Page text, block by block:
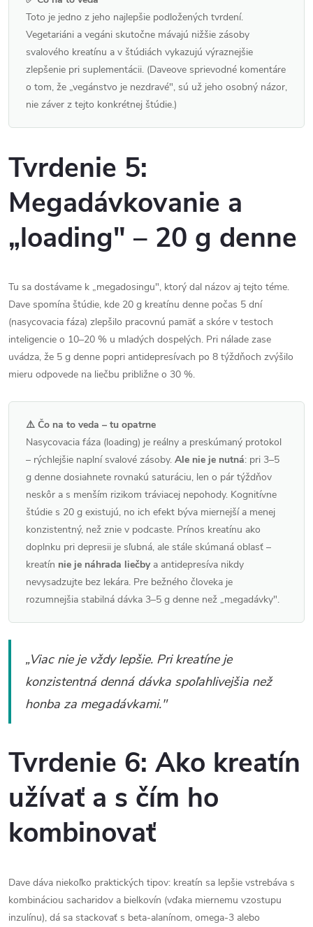
Toto je jedno z jeho najlepšie podložených tvrdení.
Vegetariáni a vegáni skutočne mávajú nižšie zásoby
svalového kreatínu a v štúdiách vykazujú výraznejšie
zlepšenie pri suplementácii. (Daveove sprievodné komentáre
o tom, že „vegánstvo je nezdravé", sú už jeho osobný názor,
nie záver z tejto konkrétnej štúdie.)
Tvrdenie 5:
Megadávkovanie a
„loading" – 20 g denne
Tu sa dostávame k „megadosingu", ktorý dal názov aj tejto téme.
Dave spomína štúdie, kde 20 g kreatínu denne počas 5 dní
(nasycovacia fáza) zlepšilo pracovnú pamäť a skóre v testoch
inteligencie o 10–20 % u mladých dospelých. Pri nálade zase
uvádza, že 5 g denne popri antidepresívach po 8 týždňoch zvýšilo
mieru odpovede na liečbu približne o 30 %.
⚠️ Čo na to veda – tu opatrne
Nasycovacia fáza (loading) je reálny a preskúmaný protokol
– rýchlejšie naplní svalové zásoby. Ale nie je nutná: pri 3–5
g denne dosiahnete rovnakú saturáciu, len o pár týždňov
neskôr a s menším rizikom tráviacej nepohody. Kognitívne
štúdie s 20 g existujú, no ich efekt býva miernejší a menej
konzistentný, než znie v podcaste. Prínos kreatínu ako
doplnku pri depresii je sľubná, ale stále skúmaná oblasť –
kreatín nie je náhrada liečbya antidepresíva nikdy
nevysadzujte bez lekára. Pre bežného človeka je
rozumnejšia stabilná dávka 3–5 g denne než „megadávky".
„Viac nie je vždy lepšie. Pri kreatíne je
konzistentná denná dávka spoľahlivejšia než
honba za megadávkami."
Tvrdenie 6: Ako kreatín
užívať a s čím ho
kombinovať
Dave dáva niekoľko praktických tipov: kreatín sa lepšie vstrebáva s
kombináciou sacharidov a bielkovín (vďaka miernemu vzostupu
inzulínu), dá sa stackovať s beta-alanínom, omega-3 alebo